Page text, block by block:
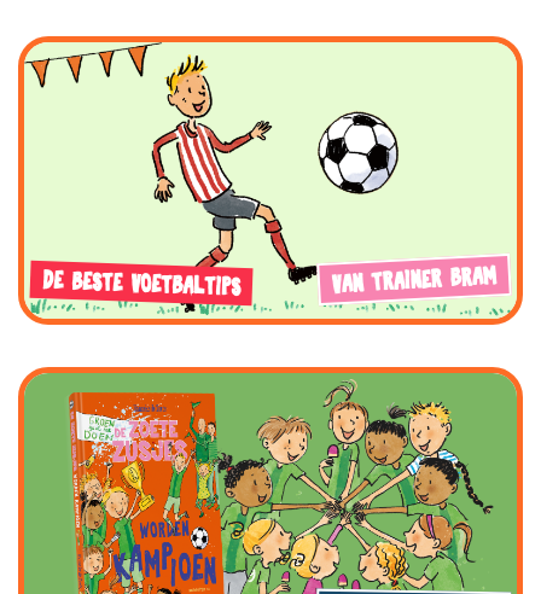
DE BESTE VOETBALTIPS VAN TRAINER BRAM